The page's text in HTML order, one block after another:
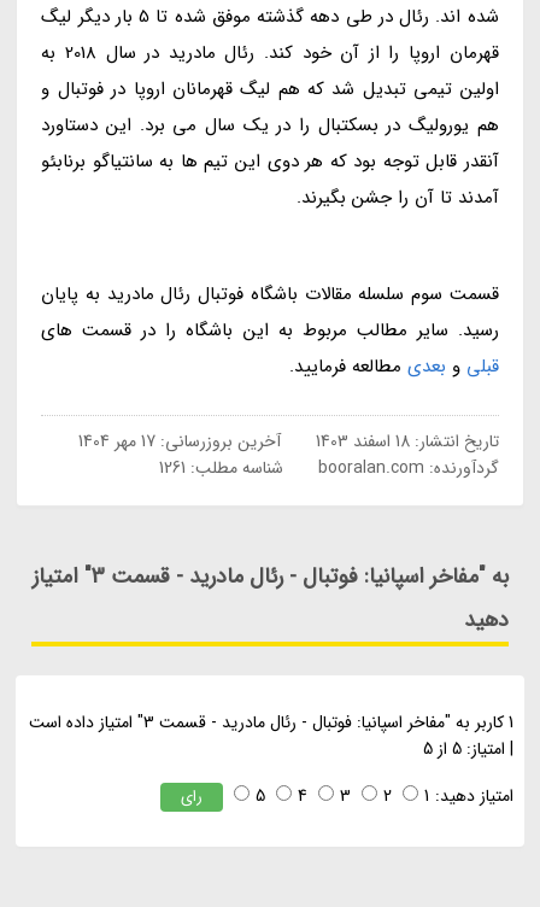
شده اند. رئال در طی دهه گذشته موفق شده تا 5 بار دیگر لیگ
قهرمان اروپا را از آن خود کند. رئال مادرید در سال 2018 به
اولین تیمی تبدیل شد که هم لیگ قهرمانان اروپا در فوتبال و
هم یورولیگ در بسکتبال را در یک سال می برد. این دستاورد
آنقدر قابل توجه بود که هر دوی این تیم ها به سانتیاگو برنابئو
آمدند تا آن را جشن بگیرند.
قسمت سوم سلسله مقالات باشگاه فوتبال رئال مادرید به پایان
رسید. سایر مطالب مربوط به این باشگاه را در قسمت های
قبلی و بعدی مطالعه فرمایید.
تاریخ انتشار:18 اسفند 1403 آخرین بروزرسانی:17 مهر 1404
گردآورنده: booralan.com شناسه مطلب: 1261
به "مفاخر اسپانیا: فوتبال - رئال مادرید - قسمت 3" امتیاز
دهید
1کاربر به "مفاخر اسپانیا: فوتبال - رئال مادرید - قسمت 3 " امتیاز داده است
| امتیاز: 5از 5
امتیاز دهید: 1
2
3
4
5 رای